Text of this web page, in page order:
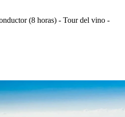
(8 horas) - Tour del vino -